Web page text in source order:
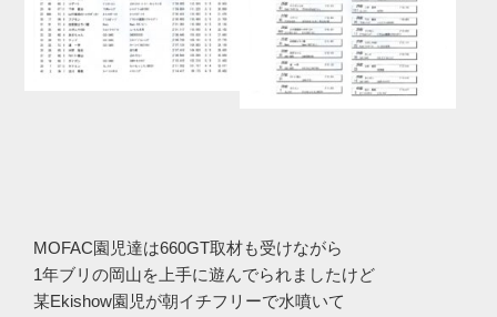
MOFAC園児達は660GT取材も受けながら
1年ブリの岡山を上手に遊んでられましたけど
某Ekishow園児が朝イチフリーで水噴いて